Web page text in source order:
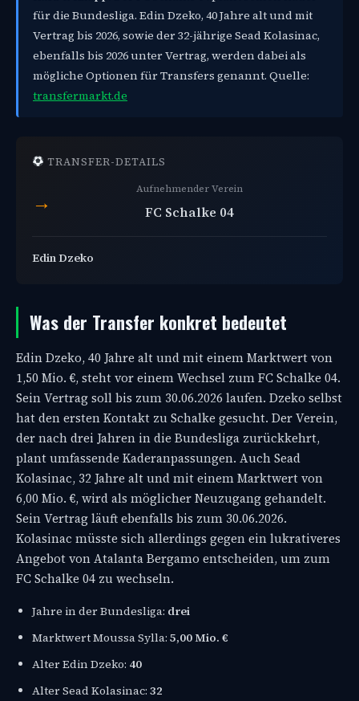
für die Bundesliga. Edin Dzeko, 40 Jahre alt und mit
Vertrag bis 2026, sowie der 32-jährige Sead Kolasinac,
ebenfalls bis 2026 unter Vertrag, werden dabei als
mögliche Optionen für Transfers genannt. Quelle:
transfermarkt.de
TRANSFER-DETAILS
→ Aufnehmender Verein
FC Schalke 04
Edin Dzeko
Was der Transfer konkret bedeutet
Edin Dzeko, 40 Jahre alt und mit einem Marktwert von
1,50 Mio. €, steht vor einem Wechsel zum FC Schalke 04.
Sein Vertrag soll bis zum 30.06.2026 laufen. Dzeko selbst
hat den ersten Kontakt zu Schalke gesucht. Der Verein,
der nach drei Jahren in die Bundesliga zurückkehrt,
plant umfassende Kaderanpassungen. Auch Sead
Kolasinac, 32 Jahre alt und mit einem Marktwert von
6,00 Mio. €, wird als möglicher Neuzugang gehandelt.
Sein Vertrag läuft ebenfalls bis zum 30.06.2026.
Kolasinac müsste sich allerdings gegen ein lukrativeres
Angebot von Atalanta Bergamo entscheiden, um zum
FC Schalke 04 zu wechseln.
Jahre in der Bundesliga: drei
Marktwert Moussa Sylla: 5,00 Mio. €
Alter Edin Dzeko: 40
Alter Sead Kolasinac: 32